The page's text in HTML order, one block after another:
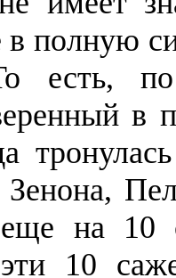
в полную
есть,
в
Зенона,
еще на 10
эти 10